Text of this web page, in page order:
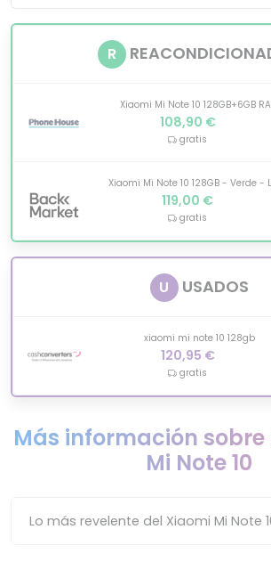
R
Xiaomi Mi Note 10 128GB+6GB
108,90 €
gratis
Xiaomi Mi Note 10 128GB - Verde -
119,00 €
gratis
U USADOS
xiaomi mi note 10 128gb
120,95 €
gratis
Más información sobre
Mi Note 10
Lo más revelente del Xiaomi Mi Note